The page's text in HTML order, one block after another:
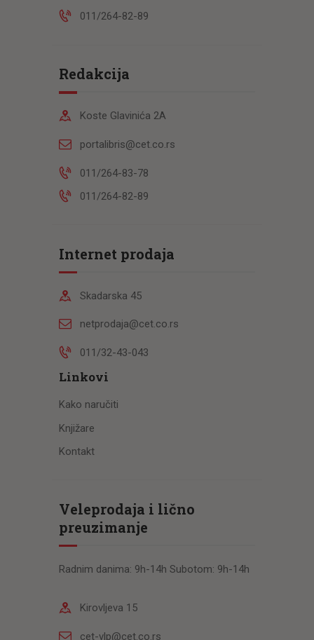
011/264-82-89
Redakcija
Koste Glavinića 2A
portalibris@cet.co.rs
011/264-83-78
011/264-82-89
Internet prodaja
Skadarska 45
netprodaja@cet.co.rs
011/32-43-043
Linkovi
Kako naručiti
Knjižare
Kontakt
Veleprodaja i lično
preuzimanje
Radnim danima: 9h-14h Subotom: 9h-14h
Kirovljeva 15
cet-vlp@cet.co.rs